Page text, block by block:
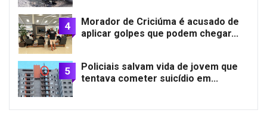
4
Morador de Criciúma é acusado de
aplicar golpes que podem chegar...
5
Policiais salvam vida de jovem que
tentava cometer suicídio em...